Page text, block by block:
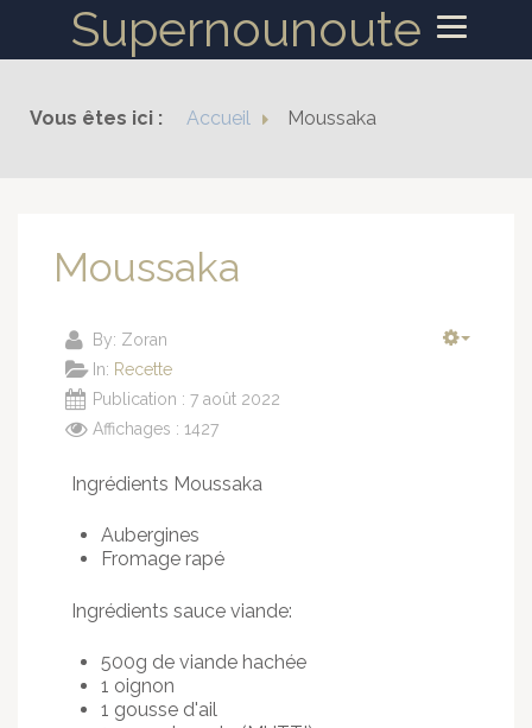
Supernounoute
Vous êtes ici : Accueil Moussaka
Moussaka
By: Zoran
In: Recette
Publication : 7 août 2022
Affichages : 1427
Ingrédients Moussaka
Aubergines
Fromage rapé
Ingrédients sauce viande:
500g de viande hachée
1 oignon
1 gousse d'ail